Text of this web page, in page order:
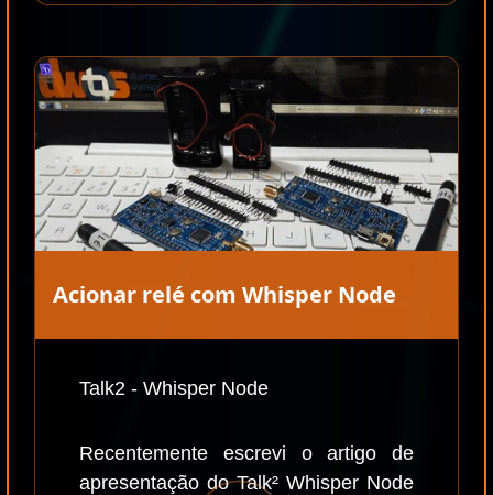
Acionar relé com Whisper Node
Talk2 - Whisper Node
Recentemente escrevi o artigo de
apresentação do Talk² Whisper Node